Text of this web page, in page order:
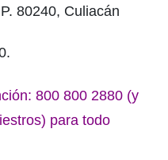
80240, Culiacán
800 800 2880 (y
para todo